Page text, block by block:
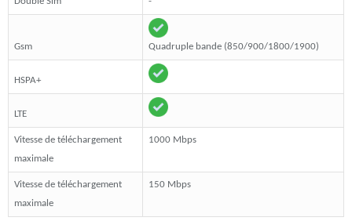
Gsm Quadruple bande (850/900/1800/1900)
HSPA+
LTE
Vitesse de téléchargement
maximale
1000 Mbps
Vitesse de téléchargement
maximale
150 Mbps